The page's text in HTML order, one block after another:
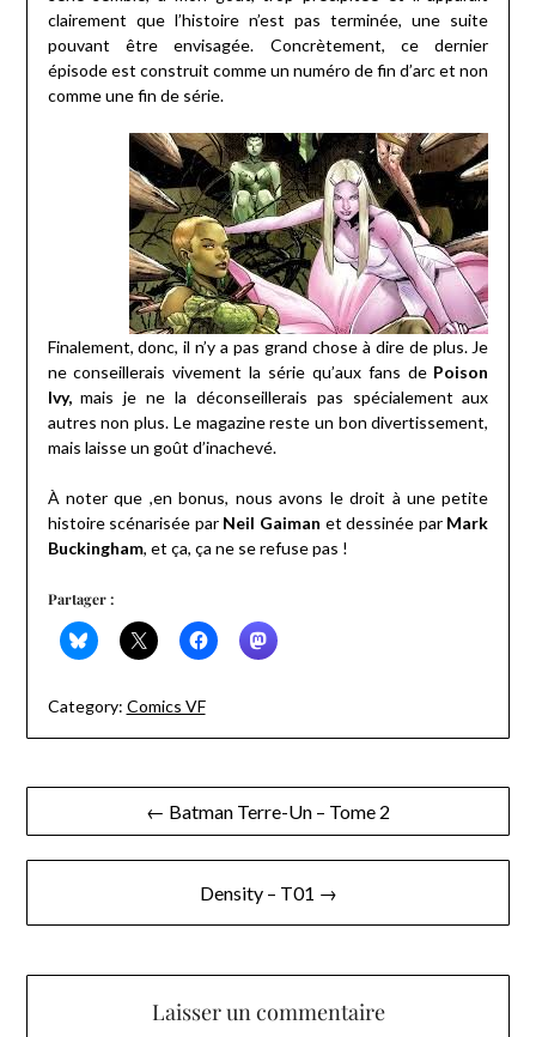
clairement que l’histoire n’est pas terminée, une suite
pouvant être envisagée. Concrètement, ce dernier
épisode est construit comme un numéro de fin d’arc et non
comme une fin de série.
Finalement, donc, il n’y a pas grand chose à dire de plus. Je
ne conseillerais vivement la série qu’aux fans de Poison
Ivy,mais je ne la déconseillerais pas spécialement aux
autres non plus. Le magazine reste un bon divertissement,
mais laisse un goût d’inachevé.
À noter que ,en bonus, nous avons le droit à une petite
histoire scénarisée par Neil Gaiman et dessinée par Mark
Buckingham, et ça, ça ne se refuse pas !
Partager :
Category: Comics VF
Navigation
de
← Batman Terre-Un – Tome 2
Density – T01 →
Laisser un commentaire